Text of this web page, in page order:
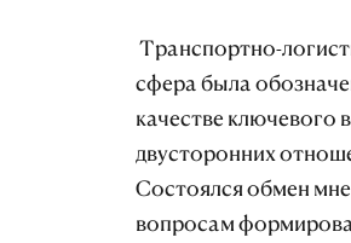
Транспортно-
сфера была
качестве ключевого
двусторонних
Состоялся обмен
вопросам